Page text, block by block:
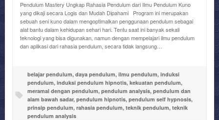
Pendulum Mastery Ungkap Rahasia Pendulum dari Ilmu Pendulum Kuno
yang dikaji secara Logis dan Mudah Dipahami Program ini merupakan
sebuah seni kuno dalam mengoptimalkan penggunaan pendulum sebagai
alat bantu dalam kehidupan sehari hari. Tentu saat ini banyak sekali
teknologi yang bisa digunakan, namun dengan mempelajari ilmu pendulum
dan aplikasi dari rahasia pendulum, secara tidak langsung…
belajar pendulum, daya pendulum, ilmu pendulum, induksi
pendulum, induksi pendulum hipnotis, kekuatan pendulum,
meramal dengan pendulum, pendulum analysis, pendulum dan
alam bawah sadar, pendulum hipnotis, pendulum self hypnosis,
prinsip pendulum, rahasia pendulum, teknik pendulum, teknik
pendulum analysis